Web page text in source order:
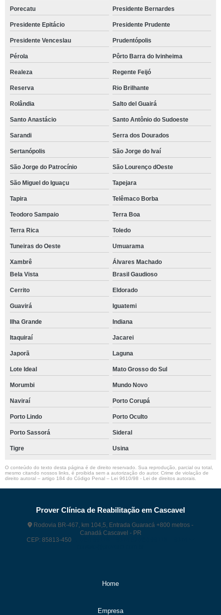
Porecatu Presidente Bernardes
Presidente Epitácio Presidente Prudente
Presidente Venceslau Prudentópolis
Pérola Pôrto Barra do Ivinheima
Realeza Regente Feijó
Reserva Rio Brilhante
Rolândia Salto del Guairá
Santo Anastácio Santo Antônio do Sudoeste
Sarandi Serra dos Dourados
Sertanópolis São Jorge do Ivaí
São Jorge do Patrocínio São Lourenço dOeste
São Miguel do Iguaçu Tapejara
Tapira Telêmaco Borba
Teodoro Sampaio Terra Boa
Terra Rica Toledo
Tuneiras do Oeste Umuarama
Xambrê
Álvares Machado
Bela Vista
Brasil Gaudioso
Cerrito Eldorado
Guavirá Iguatemi
Ilha Grande Indiana
Itaquiraí Jacarei
Japorã Laguna
Lote Ideal Mato Grosso do Sul
Morumbi Mundo Novo
Naviraí Porto Corupá
Porto Lindo Porto Oculto
Porto Sassorá Sideral
Tigre Usina
O conteúdo do texto desta página é de direito reservado. Sua reprodução, parcial ou total,
mesmo citando nossos links, é proibida sem a autorização do autor. Crime de violação de
direito autoral – artigo 184 do Código Penal – Lei 9610/98 - Lei de direitos autorais
Prover Clínica de Reabilitação em Cascavel
Rodovia BR-467, km 104,5, Entrada Guaracá +800 metros -
Canadá Cascavel - PR
CEP: 85813-450
Home
Empresa